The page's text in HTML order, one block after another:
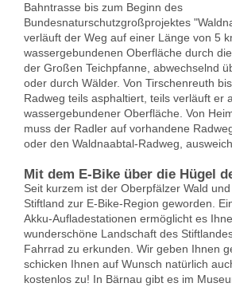
Bahntrasse bis zum Beginn des
Bundesnaturschutzgroßprojektes
verläuft der Weg auf einer Länge von 5
wassergebundenen Oberfläche durch
der Großen Teichpfanne, abwechselnd
oder durch Wälder. Von Tirschenreuth
Radweg teils asphaltiert, teils verläuft er
wassergebundener Oberfläche. Von
muss der Radler auf vorhandene
oder den Waldnaabtal-Radweg,
Mit dem E-Bike über die Hügel
Seit kurzem ist der Oberpfälzer Wald
Stiftland zur E-Bike-Region geworden.
Akku-Aufladestationen ermöglicht es
wunderschöne Landschaft des
Fahrrad zu erkunden. Wir geben Ihnen
schicken Ihnen auf Wunsch natürlich
kostenlos zu! In Bärnau gibt es im